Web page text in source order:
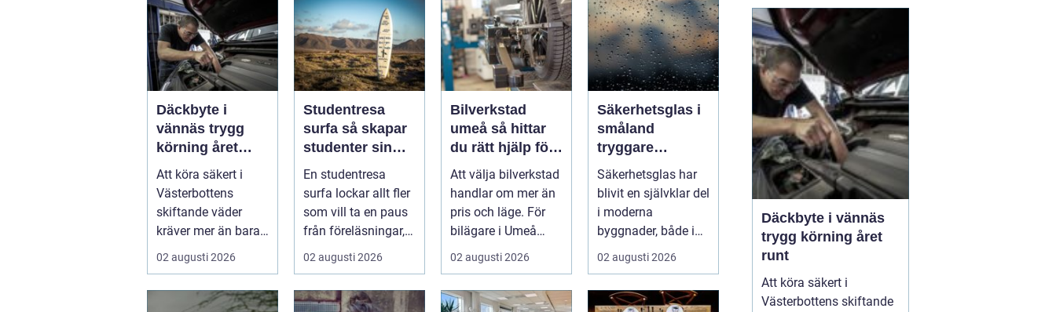
Däckbyte i
vännäs trygg
körning året
runt
Att köra säkert i
Västerbottens
skiftande väder
kräver mer än bara
ett körkort och en
pålitlig bil. ...
02 augusti 2026
Studentresa
surfa så skapar
studenter sin
ultimata paus
från plugget
En studentresa
surfa lockar allt fler
som vill ta en paus
från föreläsningar,
tentaplugg och
sena kv...
02 augusti 2026
Bilverkstad
umeå så hittar
du rätt hjälp för
din bil
Att välja bilverkstad
handlar om mer än
pris och läge. För
bilägare i Umeå
väger trygghet,
tillgängl...
02 augusti 2026
Säkerhetsglas i
småland
tryggare
byggnader med
smarta
glaslösningar
Säkerhetsglas har
blivit en självklar del
i moderna
byggnader, både i
hem och offentliga
miljöer. I ...
02 augusti 2026
och karm, uppstår ofta
stress och osäkerhet. I
den stunden spelar
klockslaget ingen roll du
behöver hjälp direkt. En
03 augusti 2026
Däckbyte i vännäs
trygg körning året
runt
Att köra säkert i
Västerbottens skiftande